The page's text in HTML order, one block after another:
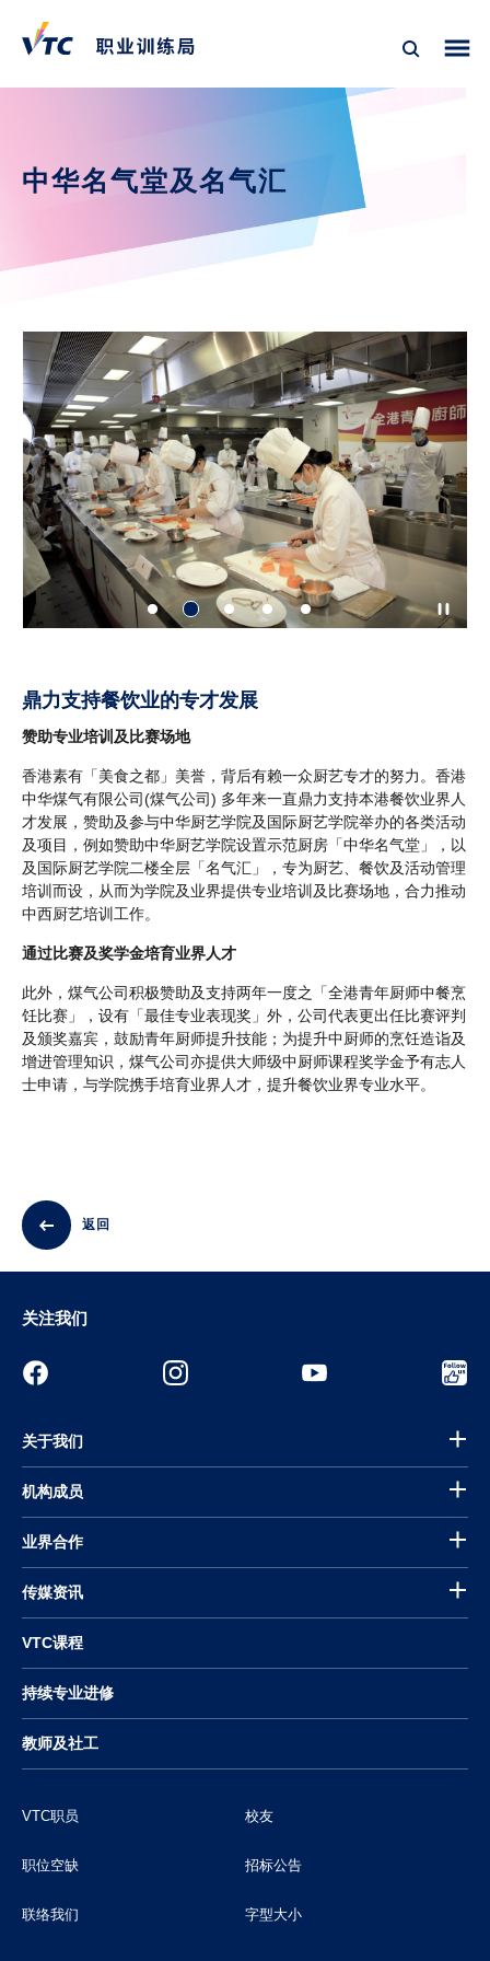
中华名气堂及名气汇
鼎力支持餐饮业的专才发展
赞助专业培训及比赛场地
香港素有「美食之都」美誉，背后有赖一众厨艺专才的努力。香港
中华煤气有限公司(煤气公司) 多年来一直鼎力支持本港餐饮业界人
才发展，赞助及参与中华厨艺学院及国际厨艺学院举办的各类活动
及项目，例如赞助中华厨艺学院设置示范厨房「中华名气堂」，以
及国际厨艺学院二楼全层「名气汇」，专为厨艺、餐饮及活动管理
培训而设，从而为学院及业界提供专业培训及比赛场地，合力推动
中西厨艺培训工作。
通过比赛及奖学金培育业界人才
此外，煤气公司积极赞助及支持两年一度之「全港青年厨师中餐烹
饪比赛」，设有「最佳专业表现奖」外，公司代表更出任比赛评判
及颁奖嘉宾，鼓励青年厨师提升技能；为提升中厨师的烹饪造诣及
增进管理知识，煤气公司亦提供大师级中厨师课程奖学金予有志人
士申请，与学院携手培育业界人才，提升餐饮业界专业水平。
返回
关注我们
关于我们
机构成员
业界合作
传媒资讯
VTC课程
持续专业进修
教师及社工
VTC职员 校友
职位空缺 招标公告
联络我们 字型大小